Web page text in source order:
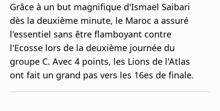
Replays
Podcasts
En Direct
Gérer les
notifications
Contactez nous
Grille TV
Grâce à un but magnifique d'Ismaël Saibari
dès la deuxième minute, le Maroc a assuré
l'essentiel sans être flamboyant contre
l'Ecosse lors de la deuxième journée du
groupe C. Avec 4 points, les Lions de l'Atlas
ont fait un grand pas vers les 16es de finale.